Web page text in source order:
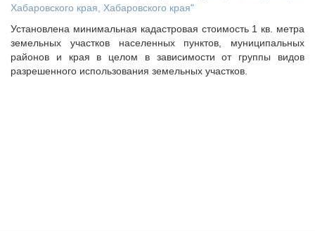
Хабаровского края, Хабаровского края"
Установлена минимальная кадастровая стоимость 1 кв. метра
земельных участков населенных пунктов, муниципальных
районов и края в целом в зависимости от группы видов
разрешенного использования земельных участков.